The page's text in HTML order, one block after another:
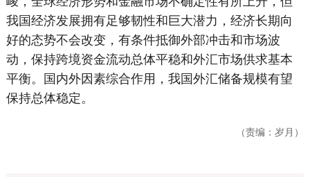
我国经济发展拥有足够韧性和巨大潜力，经济长期向
好的态势不会改变，有条件抵御外部冲击和市场波
动，保持跨境资金流动总体平稳和外汇市场供求基本
平衡。国内外因素综合作用，我国外汇储备规模有望
保持总体稳定。
（责编：岁月）